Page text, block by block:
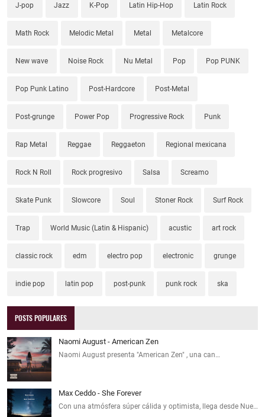
J-pop Jazz K-Pop Latin Hip-Hop Latin Rock
Math Rock Melodic Metal Metal Metalcore
New wave Noise Rock Nu Metal Pop Pop PUNK
Pop Punk Latino Post-Hardcore Post-Metal
Post-grunge Power Pop Progressive Rock Punk
Rap Metal Reggae Reggaeton Regional mexicana
Rock N Roll Rock progresivo Salsa Screamo
Skate Punk Slowcore Soul Stoner Rock Surf Rock
Trap World Music (Latin & Hispanic) acustic art rock
classic rock edm electro pop electronic grunge
indie pop latin pop post-punk punk rock ska
POSTS POPULARES
Naomi August - American Zen
Naomi August presenta "American Zen" , una can…
Max Ceddo - She Forever
Con una atmósfera súper cálida y optimista, llega desde Nue…